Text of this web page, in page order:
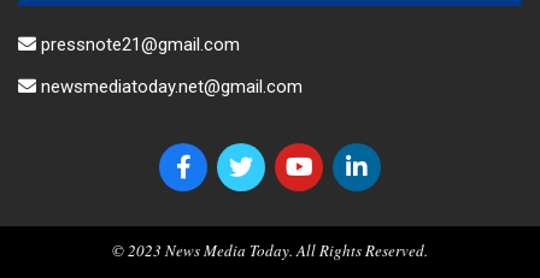
pressnote21@gmail.com
newsmediatoday.net@gmail.com
© 2023 News Media Today. All Rights Reserved.